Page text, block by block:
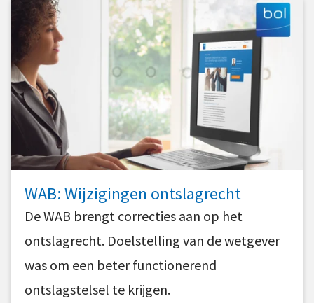
WAB: Wijzigingen ontslagrecht
De WAB brengt correcties aan op het
ontslagrecht. Doelstelling van de wetgever
was om een beter functionerend
ontslagstelsel te krijgen.